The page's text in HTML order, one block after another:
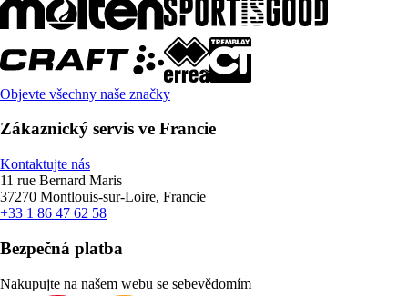
Objevte všechny naše značky
Zákaznický servis ve Francie
Kontaktujte nás
11 rue Bernard Maris
37270 Montlouis-sur-Loire, Francie
+33 1 86 47 62 58
Bezpečná platba
Nakupujte na našem webu se sebevědomím